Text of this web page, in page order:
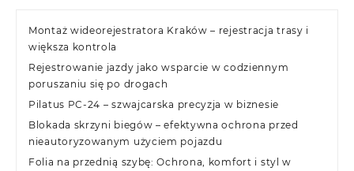
Montaż wideorejestratora Kraków – rejestracja trasy i
większa kontrola
Rejestrowanie jazdy jako wsparcie w codziennym
poruszaniu się po drogach
Pilatus PC-24 – szwajcarska precyzja w biznesie
Blokada skrzyni biegów – efektywna ochrona przed
nieautoryzowanym użyciem pojazdu
Folia na przednią szybę: Ochrona, komfort i styl w